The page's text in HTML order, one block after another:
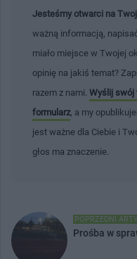
Jesteśmy otwarci na
ważną informacją,
miało miejsce w Twojej
opinię na jakiś temat?
razem z nami. Wyślij swój
formularz , a my
jest ważne dla Ciebie i
głos ma znaczenie.
POPRZEDNI
Prośba w